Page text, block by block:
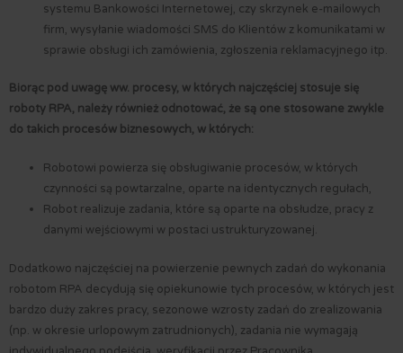
systemu Bankowości Internetowej, czy skrzynek e-mailowych
firm, wysyłanie wiadomości SMS do Klientów z komunikatami w
sprawie obsługi ich zamówienia, zgłoszenia reklamacyjnego itp.
Biorąc pod uwagę ww. procesy, w których najczęściej stosuje się
roboty RPA, należy również odnotować, że są one stosowane zwykle
do takich procesów biznesowych, w których:
Robotowi powierza się obsługiwanie procesów, w których
czynności są powtarzalne, oparte na identycznych regułach,
Robot realizuje zadania, które są oparte na obsłudze, pracy z
danymi wejściowymi w postaci ustrukturyzowanej.
Dodatkowo najczęściej na powierzenie pewnych zadań do wykonania
robotom RPA decydują się opiekunowie tych procesów, w których jest
bardzo duży zakres pracy, sezonowe wzrosty zadań do zrealizowania
(np. w okresie urlopowym zatrudnionych), zadania nie wymagają